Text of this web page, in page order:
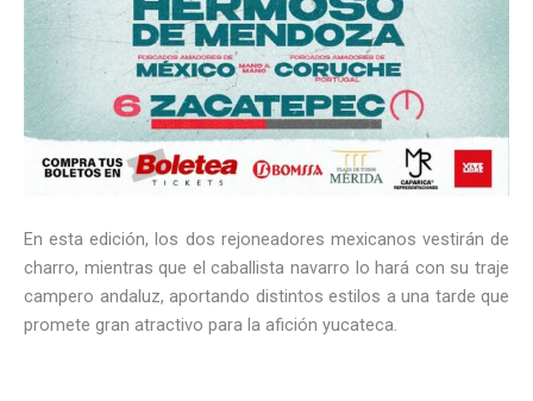
En esta edición, los dos rejoneadores mexicanos vestirán de
charro, mientras que el caballista navarro lo hará con su traje
campero andaluz, aportando distintos estilos a una tarde que
promete gran atractivo para la afición yucateca.